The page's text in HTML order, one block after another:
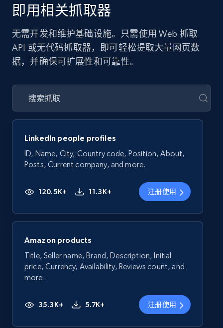
即用相关抓取器
无需开发和维护基础设施。只需使用 Web 抓取
API 或无代码抓取器，即可轻松提取大量网页数
据，并确保可扩展性和可靠性。
LinkedIn people profiles
ID, Name, City, Country code, Position, About,
Posts, Current company, and more.
120.5K+ 11.3K+ 注册使用
Amazon products
Title, Seller name, Brand, Description, Initial
price, Currency, Availability, Reviews count, and
more.
35.3K+ 5.7K+ 注册使用